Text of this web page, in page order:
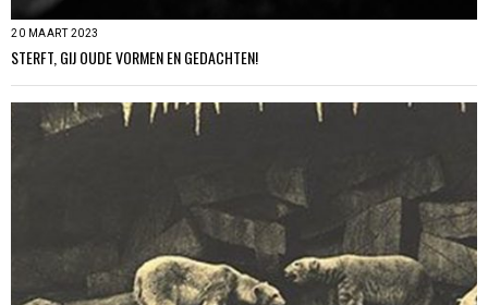
20 MAART 2023
STERFT, GIJ OUDE VORMEN EN GEDACHTEN!